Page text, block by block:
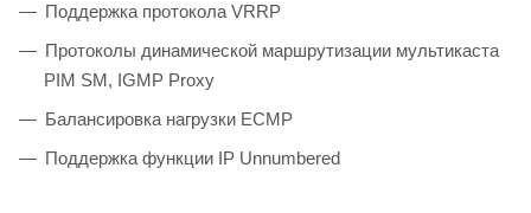
Поддержка протокола VRRP
Протоколы динамической маршрутизации мультикаста
PIM SM, IGMP Proxy
Балансировка нагрузки ECMP
Поддержка функции IP Unnumbered